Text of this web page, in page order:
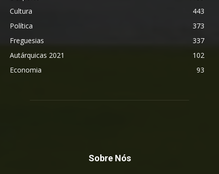
Cultura
443
Política
373
Freguesias
337
Autárquicas 2021
102
Economia
93
Sobre Nós